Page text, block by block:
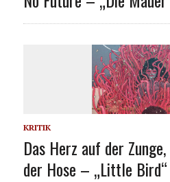
KRITIK
Das Herz auf der
der Hose – „Little Bird“